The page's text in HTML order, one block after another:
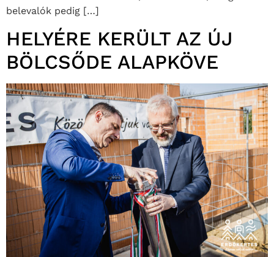
belevalók pedig […]
HELYÉRE KERÜLT AZ ÚJ
BÖLCSŐDE ALAPKÖVE